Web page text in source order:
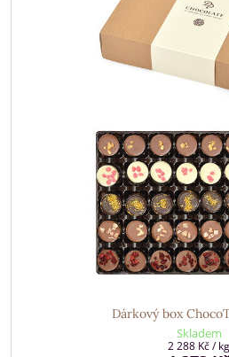
Dárkový box
Skladem
2 288 Kč/ kg